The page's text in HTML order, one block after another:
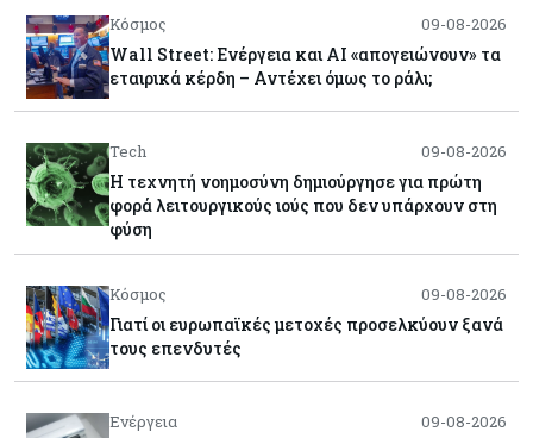
Κόσμος 09-08-2026
Wall Street: Ενέργεια και AI «απογειώνουν» τα
εταιρικά κέρδη – Αντέχει όμως το ράλι;
Tech 09-08-2026
Η τεχνητή νοημοσύνη δημιούργησε για πρώτη
φορά λειτουργικούς ιούς που δεν υπάρχουν στη
φύση
Κόσμος 09-08-2026
Γιατί οι ευρωπαϊκές μετοχές προσελκύουν ξανά
τους επενδυτές
Ενέργεια 09-08-2026